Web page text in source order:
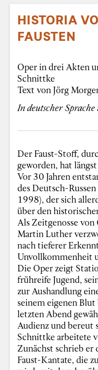
HISTORIA
FAUSTEN
Oper in drei Akten
Schnittke
Text von Jörg
In deutscher
Der Faust-Stoff,
geworden, hat
Vor 30 Jahren
des Deutsch-
1998), der sich
über den
Als Zeitgenosse
Martin Luther
nach tieferer
Unvollkommenheit
Die Oper zeigt
frühreife Jugend,
zur Aushandlung
seinem eigenen
letzten Abend
Audienz und bereut
Schnittke arbeitete
Zunächst schrieb
Faust-Kantate, die